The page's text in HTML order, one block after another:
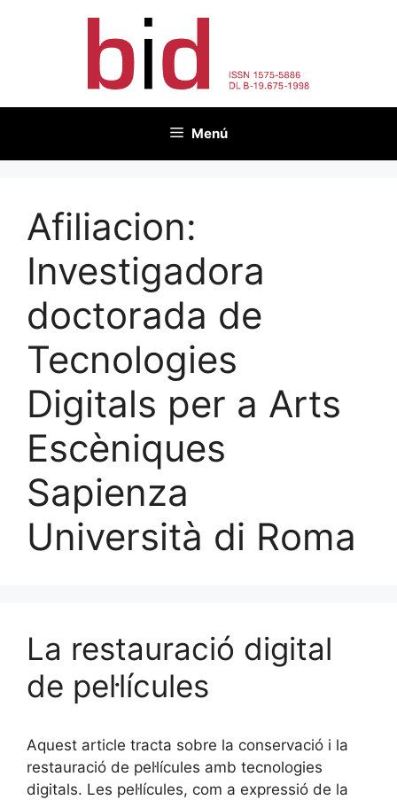
Menú
Afiliacion:
Investigadora
doctorada de
Tecnologies
Digitals per a Arts
Escèniques
Sapienza
Università di Roma
La restauració digital
de pel·lícules
Aquest article tracta sobre la conservació i la
restauració de pel·lícules amb tecnologies
digitals. Les pel·lícules, com a expressió de la